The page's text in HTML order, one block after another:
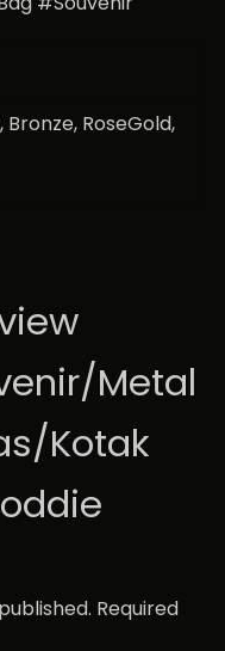
Bronze, RoseGold,
Metal
Kotak
Required